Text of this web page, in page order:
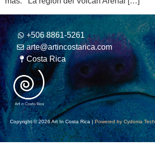
+506 8861-5261
arte@artincostarica.com
Costa Rica
Copyright © 2026 Art In Costa Rica | Powered by Cydonia Tech